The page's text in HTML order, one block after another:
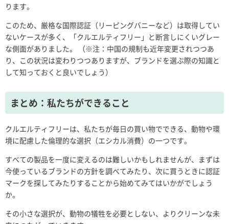
ります。
このため、厳格な国際認証（リーピングバニーなど）は取得してい
ないケースが多く、「クルエルティフリー」と断言しにくいグレー
な側面がありました。 （※注：中国の規制も近年変更されつつあ
り、この状況は変わりつつありますが、ブランドを選ぶ際の知識と
して知っておくと良いでしょう）
まとめ：私たちができること
クルエルティフリーは、私たちが毎日の買い物でできる、動物や環
境に配慮した倫理的な選択（エシカル消費）の一つです。
すべての製品を一度に変えるのは難しいかもしれませんが、まずは
今使っているブランドの方針を調べてみたり、次に買うときに認証
マークを探してみたりすることから始めてみてはいかがでしょう
か。
その小さな選択が、動物の犠牲を必要としない、よりクリーンな未